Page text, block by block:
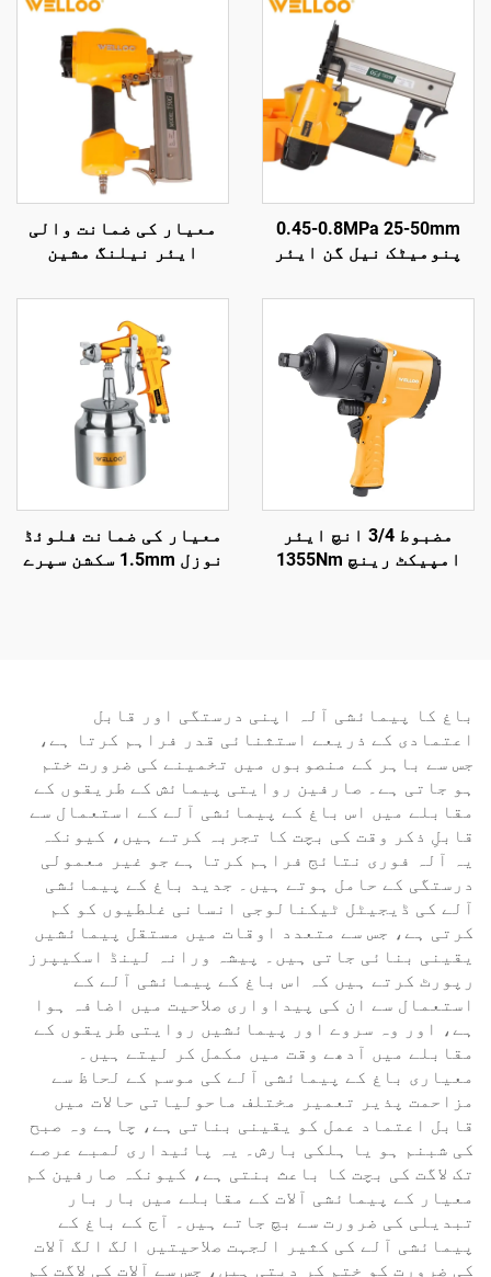
0.45-0.8MPa 25-50mm
پنومیٹک نیل گن ایئر
لیے ایئر ٹولز پنومیٹک
معیار کی ضمانت والی
ایئر نیلنگ مشین
نیلنگ مشین
مضبوط 3/4 انچ ایئر
امپیکٹ رینچ 1355Nm
معیار کی ضمانت فلوئڈ
نوزل 1.5mm سکشن سپرے
باغ کا پیمائشی آلہ اپنی درستگی اور قابل
اعتمادی کے ذریعے استثنائی قدر فراہم کرتا ہے،
جس سے باہر کے منصوبوں میں تخمینے کی ضرورت ختم
ہو جاتی ہے۔ صارفین روایتی پیمائش کے طریقوں کے
مقابلے میں اس باغ کے پیمائشی آلے کے استعمال سے
قابلِ ذکر وقت کی بچت کا تجربہ کرتے ہیں، کیونکہ
یہ آلہ فوری نتائج فراہم کرتا ہے جو غیر معمولی
درستگی کے حامل ہوتے ہیں۔ جدید باغ کے پیمائشی
آلے کی ڈیجیٹل ٹیکنالوجی انسانی غلطیوں کو کم
کرتی ہے، جس سے متعدد اوقات میں مستقل پیمائشیں
یقینی بنائی جاتی ہیں۔ پیشہ ورانہ لینڈ اسکیپرز
رپورٹ کرتے ہیں کہ اس باغ کے پیمائشی آلے کے
استعمال سے ان کی پیداواری صلاحیت میں اضافہ ہوا
ہے، اور وہ سروے اور پیمائشیں روایتی طریقوں کے
مقابلے میں آدھے وقت میں مکمل کر لیتے ہیں۔
معیاری باغ کے پیمائشی آلے کی موسم کے لحاظ سے
مزاحمت پذیر تعمیر مختلف ماحولیاتی حالات میں
قابل اعتماد عمل کو یقینی بناتی ہے، چاہے وہ صبح
کی شبنم ہو یا ہلکی بارش۔ یہ پائیداری لمبے عرصے
تک لاگت کی بچت کا باعث بنتی ہے، کیونکہ صارفین کم
معیار کے پیمائشی آلات کے مقابلے میں بار بار
تبدیلی کی ضرورت سے بچ جاتے ہیں۔ آج کے باغ کے
پیمائشی آلے کی کثیر الجہت صلاحیتیں الگ الگ آلات
کی ضرورت کو ختم کر دیتی ہیں، جس سے آلات کی لاگت کم